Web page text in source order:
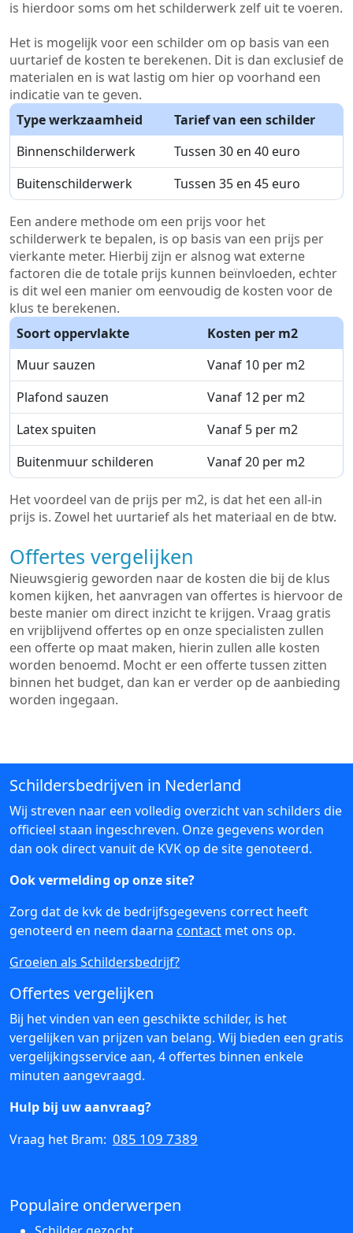
is hierdoor soms om het schilderwerk zelf uit te voeren.
Het is mogelijk voor een schilder om op basis van een
uurtarief de kosten te berekenen. Dit is dan exclusief de
materialen en is wat lastig om hier op voorhand een
indicatie van te geven.
Type werkzaamheid
Tarief van een schilder
Binnenschilderwerk
Tussen 30 en 40 euro
Buitenschilderwerk
Tussen 35 en 45 euro
Een andere methode om een prijs voor het
schilderwerk te bepalen, is op basis van een prijs per
vierkante meter. Hierbij zijn er alsnog wat externe
factoren die de totale prijs kunnen beïnvloeden, echter
is dit wel een manier om eenvoudig de kosten voor de
klus te berekenen.
Soort oppervlakte
Kosten per m2
Muur sauzen
Vanaf 10 per m2
Plafond sauzen
Vanaf 12 per m2
Latex spuiten
Vanaf 5 per m2
Buitenmuur schilderen
Vanaf 20 per m2
Het voordeel van de prijs per m2, is dat het een all-in
prijs is. Zowel het uurtarief als het materiaal en de btw.
Offertes vergelijken
Nieuwsgierig geworden naar de kosten die bij de klus
komen kijken, het aanvragen van offertes is hiervoor de
beste manier om direct inzicht te krijgen. Vraag gratis
en vrijblijvend offertes op en onze specialisten zullen
een offerte op maat maken, hierin zullen alle kosten
worden benoemd. Mocht er een offerte tussen zitten
binnen het budget, dan kan er verder op de aanbieding
worden ingegaan.
Schildersbedrijven in Nederland
Wij streven naar een volledig overzicht van schilders die
officieel staan ingeschreven. Onze gegevens worden
dan ook direct vanuit de KVK op de site genoteerd.
Ook vermelding op onze site?
Zorg dat de kvk de bedrijfsgegevens correct heeft
genoteerd en neem daarna contact met ons op.
Groeien als Schildersbedrijf?
Offertes vergelijken
Bij het vinden van een geschikte schilder, is het
vergelijken van prijzen van belang. Wij bieden een gratis
vergelijkingsservice aan, 4 offertes binnen enkele
minuten aangevraagd.
Hulp bij uw aanvraag?
Vraag het Bram: 085 109 7389
Populaire onderwerpen